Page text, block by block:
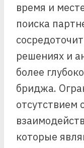
время и
поиска
решениях и
более
бриджа.
отсутствием
которые